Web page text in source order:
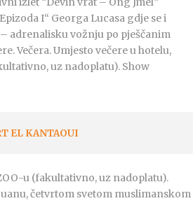
I“ Georga Lucasa gdje se i
adrenalisku vožnju po pješčanim
Večera. Umjesto večere u hotelu,
uz nadoplatu). Show
EL KANTAOUI
u (fakultativno, uz nadoplatu).
četvrtom svetom muslimanskom